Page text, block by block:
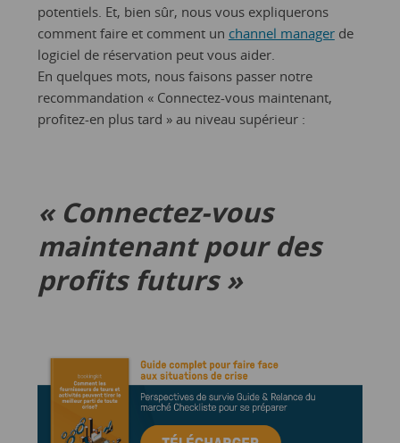
potentiels. Et, bien sûr, nous vous expliquerons
comment faire et comment un channel managerde
logiciel de réservation peut vous aider.
En quelques mots, nous faisons passer notre
recommandation « Connectez-vous maintenant,
profitez-en plus tard » au niveau supérieur :
« Connectez-vous
maintenant pour des
profits futurs »